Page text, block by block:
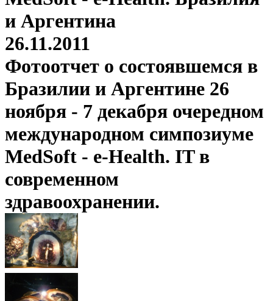
и Аргентина
26.11.2011
Фотоотчет о состоявшемся в
Бразилии и Аргентине 26
ноября - 7 декабря очередном
международном симпозиуме
MedSoft - e-Health. IT в
современном
здравоохранении.